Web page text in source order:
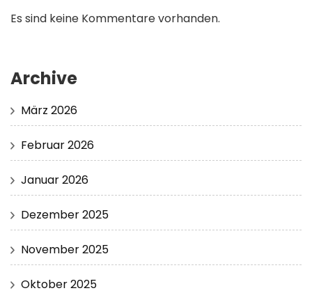
Es sind keine Kommentare vorhanden.
Archive
März 2026
Februar 2026
Januar 2026
Dezember 2025
November 2025
Oktober 2025